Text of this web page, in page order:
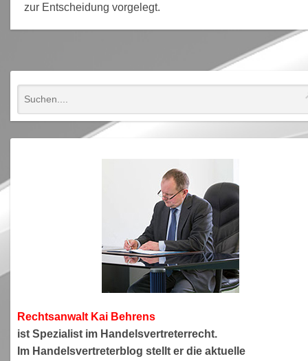
zur Entscheidung vorgelegt.
Rechtsanwalt Kai Behrens
ist Spezialist im Handelsvertreterrecht.
Im Handelsvertreterblog stellt er die aktuelle